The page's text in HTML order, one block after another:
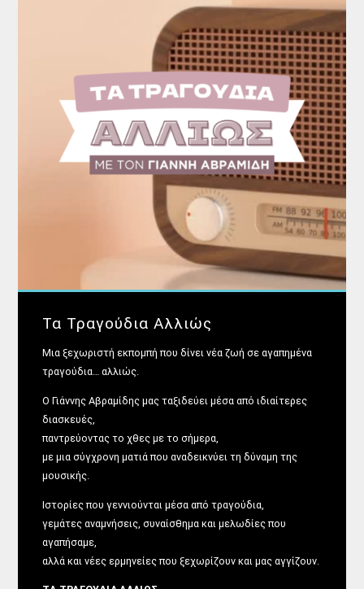
Τα Τραγούδια Αλλιώς
Μια ξεχωριστή εκπομπή που δίνει νέα ζωή σε αγαπημένα
τραγούδια… αλλιώς.
Ο Γιάννης Αβραμίδης μας ταξιδεύει μέσα από ιδιαίτερες
διασκευές,
παντρεύοντας το χθες με το σήμερα,
με μια σύγχρονη ματιά που αναδεικνύει τη δύναμη της
μουσικής.
Ιστορίες που γεννιούνται μέσα από τραγούδια,
γεμάτες αναμνήσεις, συναίσθημα και μελωδίες που
αγαπήσαμε,
αλλά και νέες ερμηνείες που ξεχωρίζουν και μας αγγίζουν.